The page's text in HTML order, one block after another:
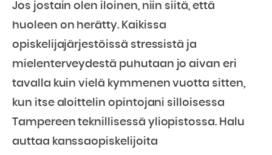
Jos jostain olen iloinen, niin siitä, että
huoleen on herätty. Kaikissa
opiskelijajärjestöissä stressistä ja
mielenterveydestä puhutaan jo aivan eri
tavalla kuin vielä kymmenen vuotta sitten,
kun itse aloittelin opintojani silloisessa
Tampereen teknillisessä yliopistossa. Halu
auttaa kanssaopiskelijoita